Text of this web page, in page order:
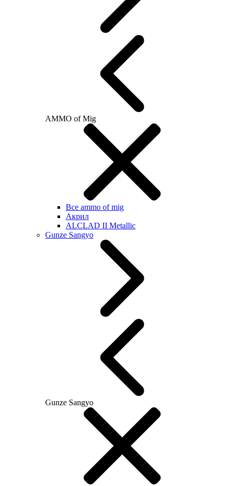
AMMO of Mig
Все ammo of mig
Акрил
ALCLAD II Metallic
Gunze Sangyo
Gunze Sangyo